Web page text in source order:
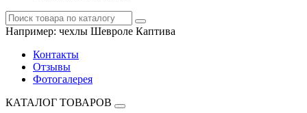
Например: чехлы Шевроле Каптива
Контакты
Отзывы
Фотогалерея
КАТАЛОГ ТОВАРОВ